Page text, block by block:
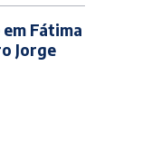
Fátima
Jorge